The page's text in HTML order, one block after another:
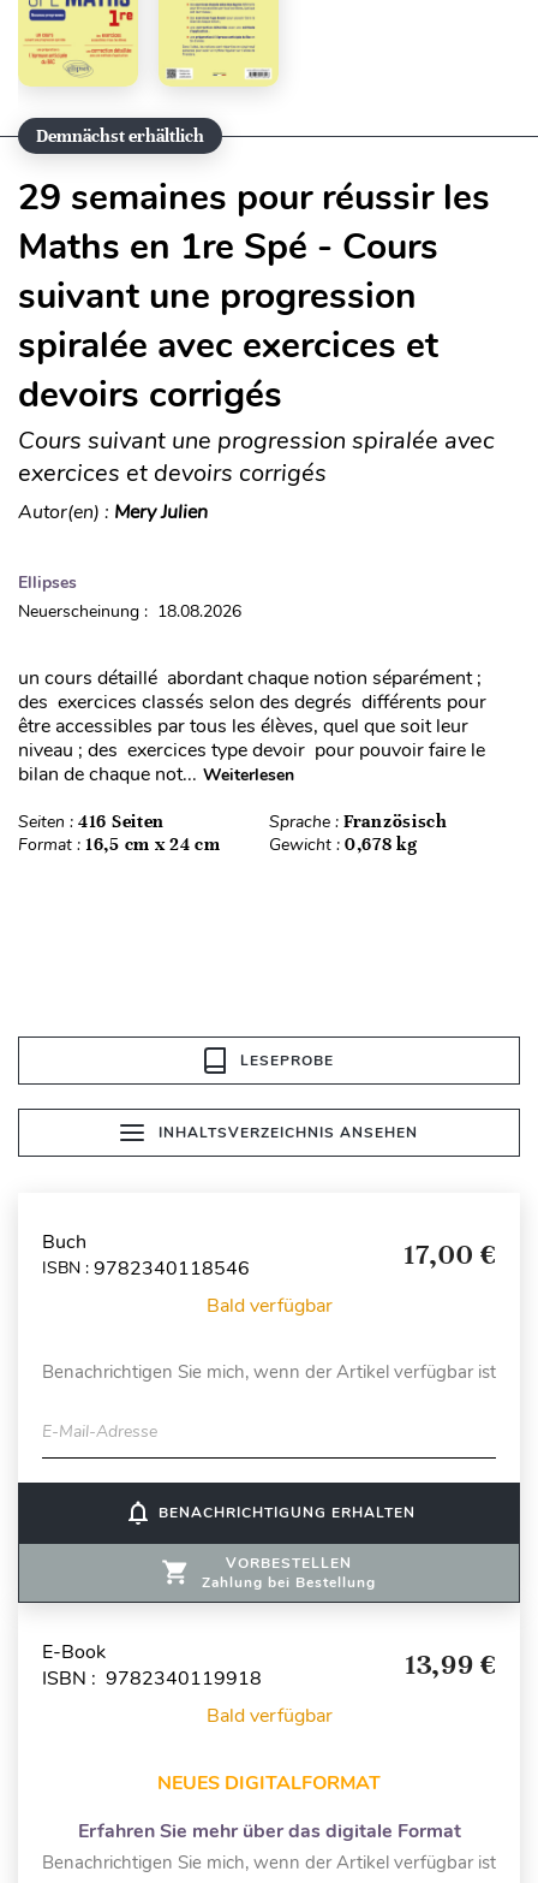
Demnächst erhältlich
29 semaines pour réussir les
Maths en 1re Spé - Cours
suivant une progression
spiralée avec exercices et
devoirs corrigés
Cours suivant une progression spiralée avec
exercices et devoirs corrigés
Autor(en) : Mery Julien
Ellipses
Neuerscheinung : 18.08.2026
un cours détaillé abordant chaque notion séparément ;
des exercices classés selon des degrés différents pour
être accessibles par tous les élèves, quel que soit leur
niveau ; des exercices type devoir pour pouvoir faire le
bilan de chaque not... Weiterlesen
Seiten : 416 Seiten Sprache : Französisch
Format : 16,5 cm x 24 cm Gewicht : 0,678 kg
LESEPROBE
INHALTSVERZEICHNIS ANSEHEN
Buch
ISBN : 9782340118546 17,00 €
Bald verfügbar
Benachrichtigen Sie mich, wenn der Artikel verfügbar ist
E-Mail-Adresse
notifications_none BENACHRICHTIGUNG ERHALTEN
VORBESTELLEN
Zahlung bei Bestellung
E-Book
ISBN : 9782340119918
13,99 €
Bald verfügbar
NEUES DIGITALFORMAT
Erfahren Sie mehr über das digitale Format
Benachrichtigen Sie mich, wenn der Artikel verfügbar ist